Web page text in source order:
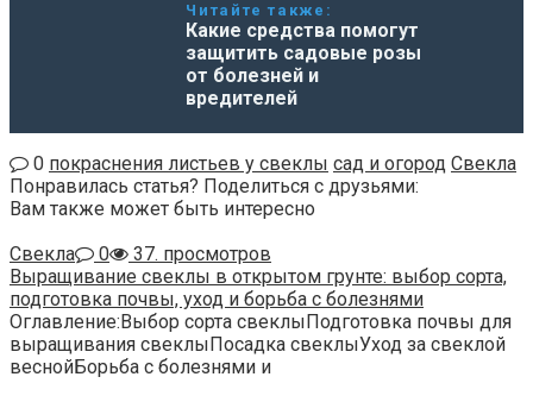
Читайте также:
Какие средства помогут
защитить садовые розы
от болезней и
вредителей
0 покраснения листьев у свеклы сад и огород Свекла
Понравилась статья? Поделиться с друзьями:
Вам также может быть интересно
Свекла
0
37. просмотров
Выращивание свеклы в открытом грунте: выбор сорта,
подготовка почвы, уход и борьба с болезнями
Оглавление:Выбор сорта свеклыПодготовка почвы для
выращивания свеклыПосадка свеклыУход за свеклой
веснойБорьба с болезнями и